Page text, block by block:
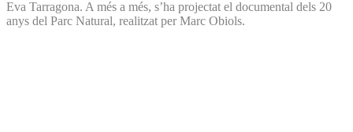
Eva Tarragona. A més a més, s’ha projectat el documental dels 20
anys del Parc Natural, realitzat per Marc Obiols.